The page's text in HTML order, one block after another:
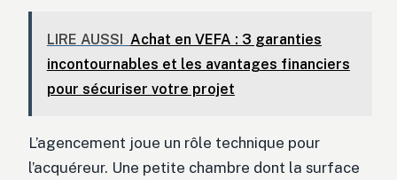
LIRE AUSSI Achat en VEFA : 3 garanties
incontournables et les avantages financiers
pour sécuriser votre projet
L’agencement joue un rôle technique pour
l’acquéreur. Une petite chambre dont la surface